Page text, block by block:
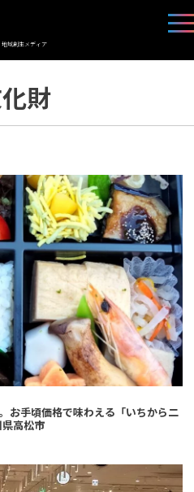
域創生メディア
財
お手頃価格で味わえる「いちから二
高松市